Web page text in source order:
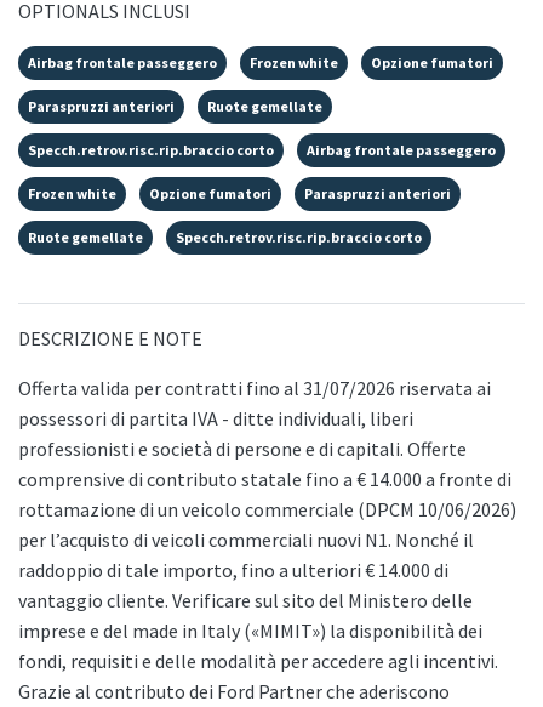
OPTIONALS INCLUSI
Airbag frontale passeggero Frozen white Opzione fumatori
Paraspruzzi anteriori Ruote gemellate
Specch.retrov.risc.rip.braccio corto Airbag frontale passeggero
Frozen white Opzione fumatori Paraspruzzi anteriori
Ruote gemellate Specch.retrov.risc.rip.braccio corto
DESCRIZIONE E NOTE
Offerta valida per contratti fino al 31/07/2026 riservata ai
possessori di partita IVA - ditte individuali, liberi
professionisti e società di persone e di capitali. Offerte
comprensive di contributo statale fino a € 14.000 a fronte di
rottamazione di un veicolo commerciale (DPCM 10/06/2026)
per l’acquisto di veicoli commerciali nuovi N1. Nonché il
raddoppio di tale importo, fino a ulteriori € 14.000 di
vantaggio cliente. Verificare sul sito del Ministero delle
imprese e del made in Italy («MIMIT») la disponibilità dei
fondi, requisiti e delle modalità per accedere agli incentivi.
Grazie al contributo dei Ford Partner che aderiscono